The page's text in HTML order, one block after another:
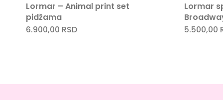
Lormar – Animal print set
pidžama
6.900,00 RSD
Lormar
5.500,00